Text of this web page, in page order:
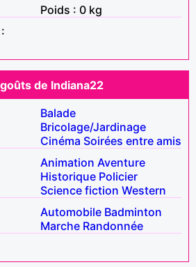
Poids : 0 kg
de Indiana22
Balade
Bricolage/Jardinage
Cinéma Soirées entre amis
Animation Aventure
Historique Policier
Science fiction Western
Automobile Badminton
Marche Randonnée